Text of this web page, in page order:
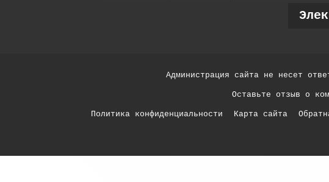
Администрация сайта не несет
Оставьте отзыв о
Политика конфиденциальности Карта сайта